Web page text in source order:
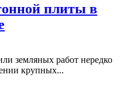
плиты в
земляных работ нередко
крупных...